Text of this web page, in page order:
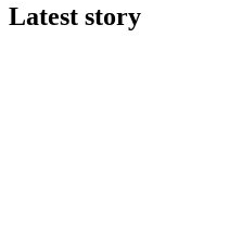
Latest story